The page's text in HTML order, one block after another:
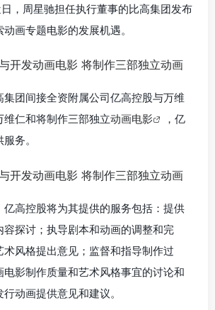
，周星驰担任执行董事的比高集团发布
画专题电影的发展机遇。
团间接全资附属公司亿高控股与万维
仁和将制作三部独立动画电影
，亿
务。
亿高控股将为其提供的服务包括：提供
容探讨；执导剧本和动画的调整和完
风格提出意见；监督和指导制作过
影制作质量和艺术风格事宜的讨论和
动画提供意见和建议。